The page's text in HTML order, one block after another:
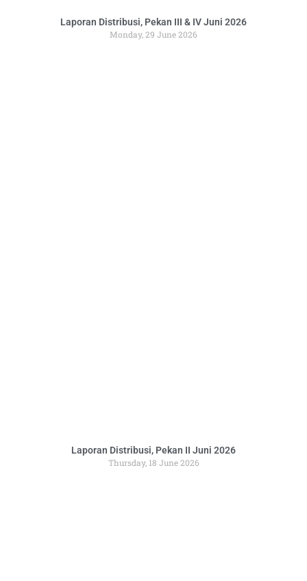
Laporan Distribusi, Pekan III & IV Juni 2026
Monday, 29 June 2026
Laporan Distribusi, Pekan II Juni 2026
Thursday, 18 June 2026